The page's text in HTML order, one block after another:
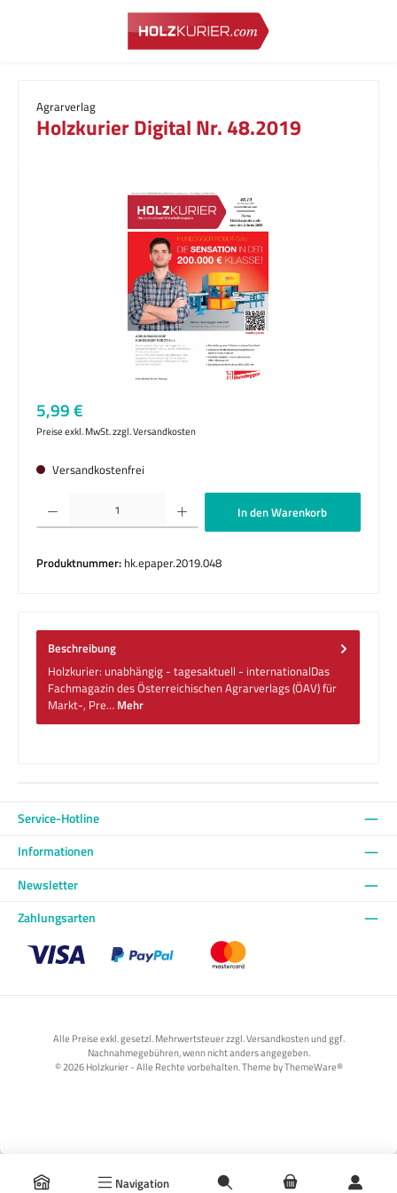
Zum Hauptinhalt springen
Navigation
Agrarverlag
Holzkurier Digital Nr. 48.2019
Bildergalerie überspringen
Regulärer Preis:
5,99 €
Preise exkl. MwSt. zzgl. Versandkosten
Versandkostenfrei
Produkt Anzahl: Gib den gewünschten Wert ein oder benutze die Schaltflächen um
In den Warenkorb
Produktnummer: hk.epaper.2019.048
Beschreibung
Holzkurier: unabhängig - tagesaktuell - internationalDas
Fachmagazin des Österreichischen Agrarverlags (ÖAV) für
Markt-, Pre… Mehr
Service-Hotline
Informationen
Newsletter
Zahlungsarten
Alle Preise exkl. gesetzl. Mehrwertsteuer zzgl. Versandkosten und ggf.
Nachnahmegebühren, wenn nicht anders angegeben.
© 2026 Holzkurier - Alle Rechte vorbehalten. Theme byThemeWare®